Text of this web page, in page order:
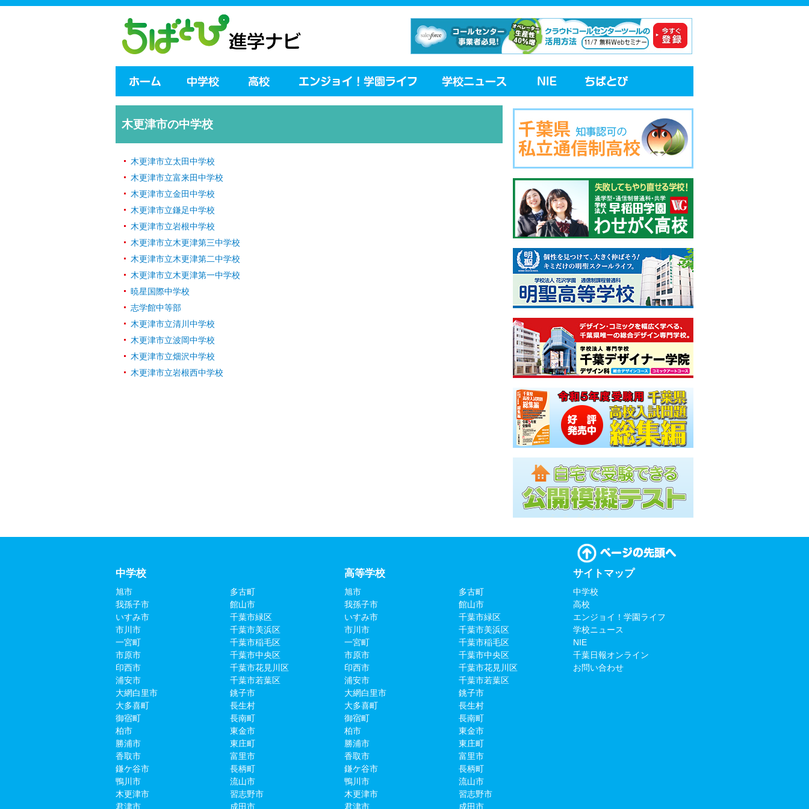
木更津市の中学校
木更津市立太田中学校
木更津市立富来田中学校
木更津市立金田中学校
木更津市立鎌足中学校
木更津市立岩根中学校
木更津市立木更津第三中学校
木更津市立木更津第二中学校
木更津市立木更津第一中学校
暁星国際中学校
志学館中等部
木更津市立清川中学校
木更津市立波岡中学校
木更津市立畑沢中学校
木更津市立岩根西中学校
中学校
旭市
我孫子市
いすみ市
市川市
一宮町
市原市
印西市
浦安市
大網白里市
大多喜町
御宿町
柏市
勝浦市
香取市
鎌ケ谷市
鴨川市
木更津市
君津市
多古町
館山市
千葉市緑区
千葉市美浜区
千葉市稲毛区
千葉市中央区
千葉市花見川区
千葉市若葉区
銚子市
長生村
長南町
東金市
東庄町
富里市
長柄町
流山市
習志野市
成田市
高等学校
旭市
我孫子市
いすみ市
市川市
一宮町
市原市
印西市
浦安市
大網白里市
大多喜町
御宿町
柏市
勝浦市
香取市
鎌ケ谷市
鴨川市
木更津市
君津市
多古町
館山市
千葉市緑区
千葉市美浜区
千葉市稲毛区
千葉市中央区
千葉市花見川区
千葉市若葉区
銚子市
長生村
長南町
東金市
東庄町
富里市
長柄町
流山市
習志野市
成田市
サイトマップ
中学校
高校
エンジョイ！学園ライフ
学校ニュース
NIE
千葉日報オンライン
お問い合わせ